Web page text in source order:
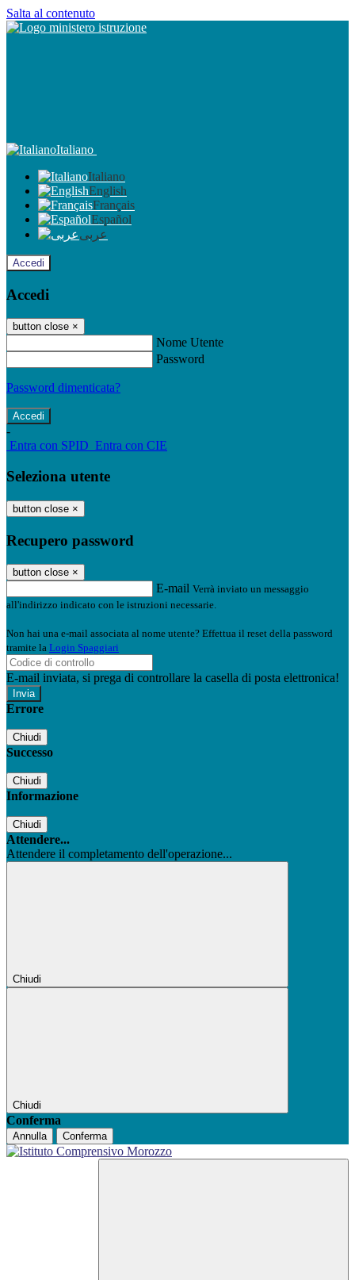
Salta al contenuto
Italiano
Italiano
English
Français
Español
عربى
Accedi
Accedi
button close ×
Nome Utente
Password
Password dimenticata?
-
Entra con SPID Entra con CIE
Seleziona utente
button close ×
Recupero password
button close ×
E-mail Verrà inviato un messaggio
all'indirizzo indicato con le istruzioni necessarie.
Non hai una e-mail associata al nome utente? Effettua il reset della password
tramite la Login Spaggiari
E-mail inviata, si prega di controllare la casella di posta elettronica!
Errore
Chiudi
Successo
Chiudi
Informazione
Chiudi
Attendere...
Attendere il completamento dell'operazione...
Chiudi
Chiudi
Conferma
Annulla Conferma